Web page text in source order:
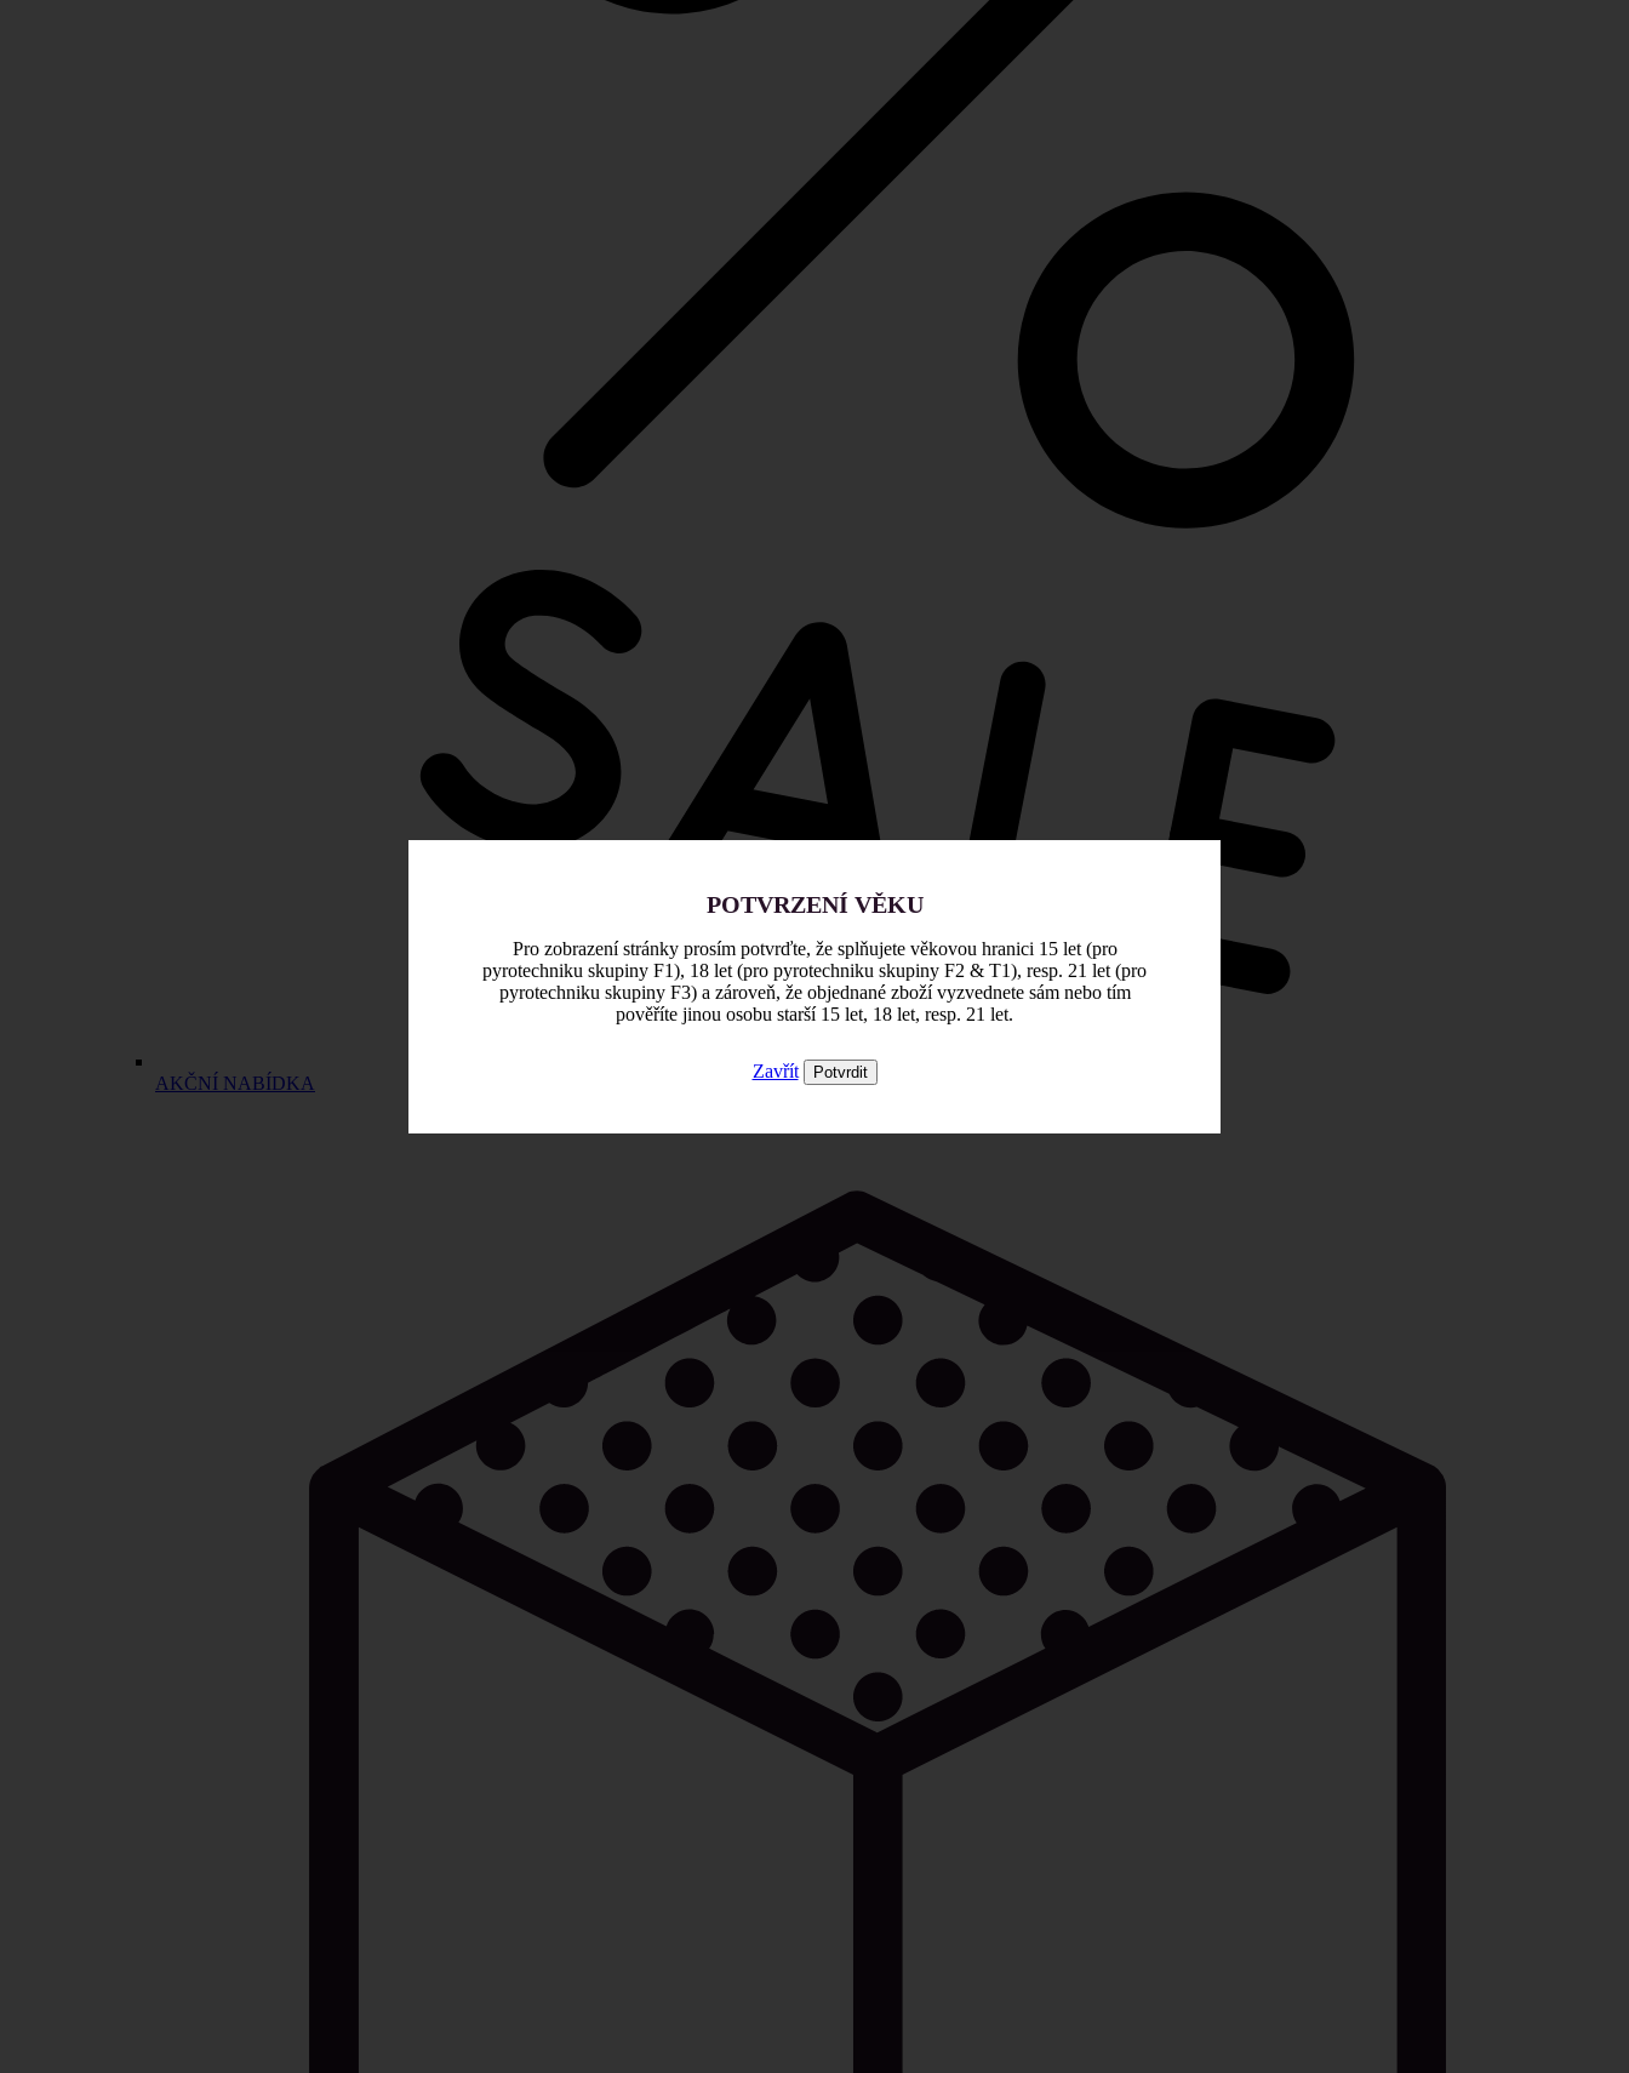
AKČNÍ NABÍDKA
POTVRZENÍ VĚKU
Pro zobrazení stránky prosím potvrďte, že splňujete věkovou hranici 15 let (pro
pyrotechniku skupiny F1), 18 let (pro pyrotechniku skupiny F2 & T1), resp. 21 let (pro
pyrotechniku skupiny F3) a zároveň, že objednané zboží vyzvednete sám nebo tím
pověříte jinou osobu starší 15 let, 18 let, resp. 21 let.
Zavřít Potvrdit